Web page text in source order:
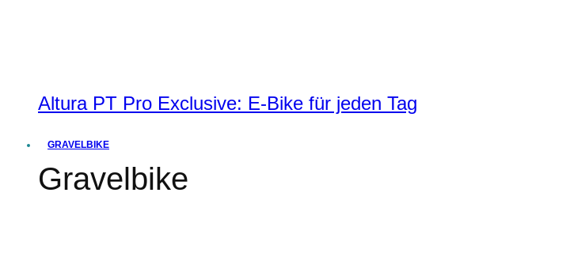
Altura PT Pro Exclusive: E-Bike für jeden Tag
GRAVELBIKE
Gravelbike